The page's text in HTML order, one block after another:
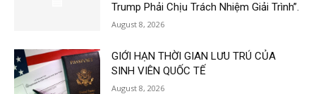
Trump Phải Chịu Trách Nhiệm Giải Trình”.
August 8, 2026
GIỚI HẠN THỜI GIAN LƯU TRÚ CỦA
SINH VIÊN QUỐC TẾ
August 8, 2026